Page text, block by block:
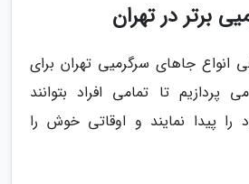
برتر در تهران
جاهای سرگرمیی تهران برای
تا تمامی افراد بتوانند
پیدا نمایند و اوقاتی خوش را